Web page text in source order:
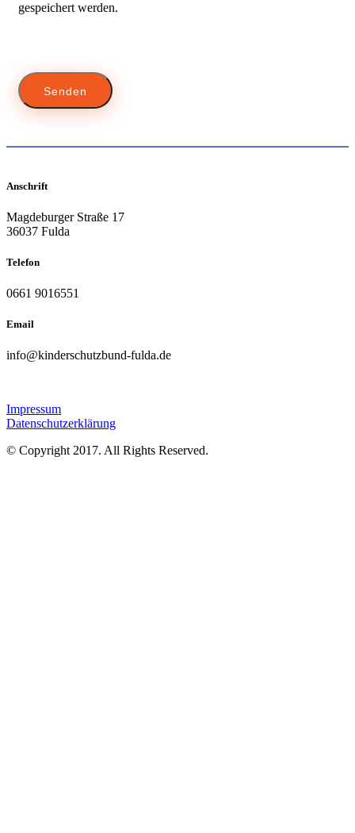
gespeichert werden.
dieses
Feld
leer.
Anschrift
Magdeburger Straße 17
36037 Fulda
Telefon
0661 9016551
Email
info@kinderschutzbund-fulda.de
Impressum
Datenschutzerklärung
© Copyright 2017. All Rights Reserved.